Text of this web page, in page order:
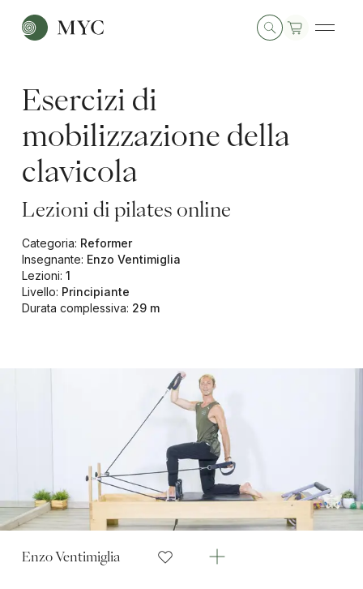
Esercizi di
mobilizzazione della
clavicola
Lezioni di pilates online
Categoria: Reformer
Insegnante: Enzo Ventimiglia
Lezioni: 1
Livello: Principiante
Durata complessiva: 29 m
Enzo Ventimiglia